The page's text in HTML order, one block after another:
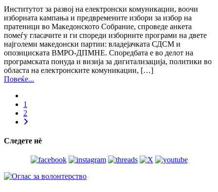
Институтот за развој на електронски комуникации, воочи
изборната кампања и предвремените избори за избор на
пратеници во Македонското Собрание, спроведе анкета
помеѓу гласачите и ги спореди изборните програми на двете
најголеми македонски партии: владејачката СДСМ и
опозициската ВМРО-ДПМНЕ. Споредбата е во делот на
програмската понуда и визија за дигитализација, политики во
областа на електронските комуникации, […]
Повеќе...
1
2
Следете нѐ